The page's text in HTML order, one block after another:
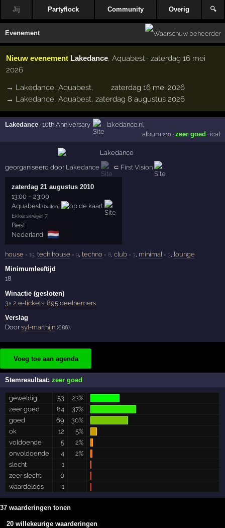
Jij Partyflock Community Overig 🔍
Evenement
Nieuw evenement Lakedance, Aquabest · zaterdag 16 mei
2026
→ Lakedance,Aquabest,
zaterdag 16 mei 2026
→ Lakedance,Aquabest,zaterdag 8 augustus 2026
Lakedance ·10th Anniversary
lakedance.nl
album,210 · zeer goed · ical
georganiseerd door Lakedance ⊂ First Vision
zaterdag 21 augustus 2010
13:00 –23:00
Aquabest (buiten)
Ekkersweijer 7
Best
Nederland 🇳🇱
house × 19,tech house × 9,techno × 8,club × 3, minimal × 3, lounge
Minimumleeftijd
18
Winactie (gesloten)
3× 2 e-tickets: 895 deelnemers
Verslag
Doorsyl-marthijn (686)
Voeg toe aan agenda
Stemresultaat:zeer goed
geweldig 53
23%
zeer goed
84
37%
goed
69
30%
ok
12
5%
voldoende
5
2%
onvoldoende
4
2%
slecht
1
zeer slecht
0
waardeloos
1
37 waarderingen tonen
20 willekeurige waarderingen